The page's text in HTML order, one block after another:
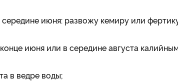
июня: развожу кемиру или фертику
июня или в середине августа
в ведре воды;